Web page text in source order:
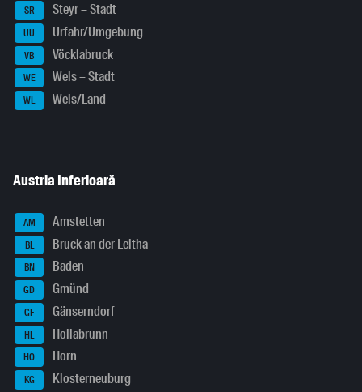
SR Steyr – Stadt
UU Urfahr/Umgebung
VB Vöcklabruck
WE Wels – Stadt
WL Wels/Land
Austria Inferioară
AM Amstetten
BL Bruck an der Leitha
BN Baden
GD Gmünd
GF Gänserndorf
HL Hollabrunn
HO Horn
KG Klosterneuburg